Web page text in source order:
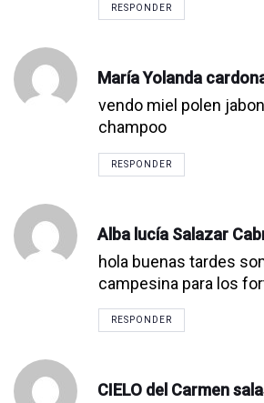
RESPONDER
María Yolanda
vendo miel polen
champoo
RESPONDER
Alba lucía Salazar
hola buenas tardes
campesina para los
RESPONDER
CIELO del Carmen